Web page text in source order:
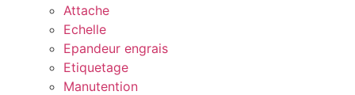
Attache
Echelle
Epandeur engrais
Etiquetage
Manutention